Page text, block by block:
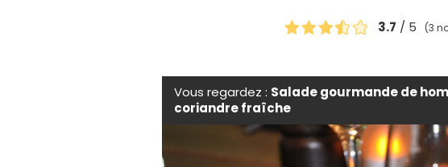
3.7 / 5 (3
Vous regardez : Salade gourmande de
coriandre fraîche